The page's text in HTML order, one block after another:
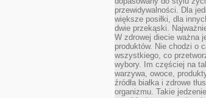
przewidywalności. Dla
większe posiłki, dla
dwie przekąski.
W zdrowej diecie ważna
produktów. Nie chodzi o
wszystkiego, co
wybory. Im częściej na
warzywa, owoce,
źródła białka i zdrowe
organizmu. Takie